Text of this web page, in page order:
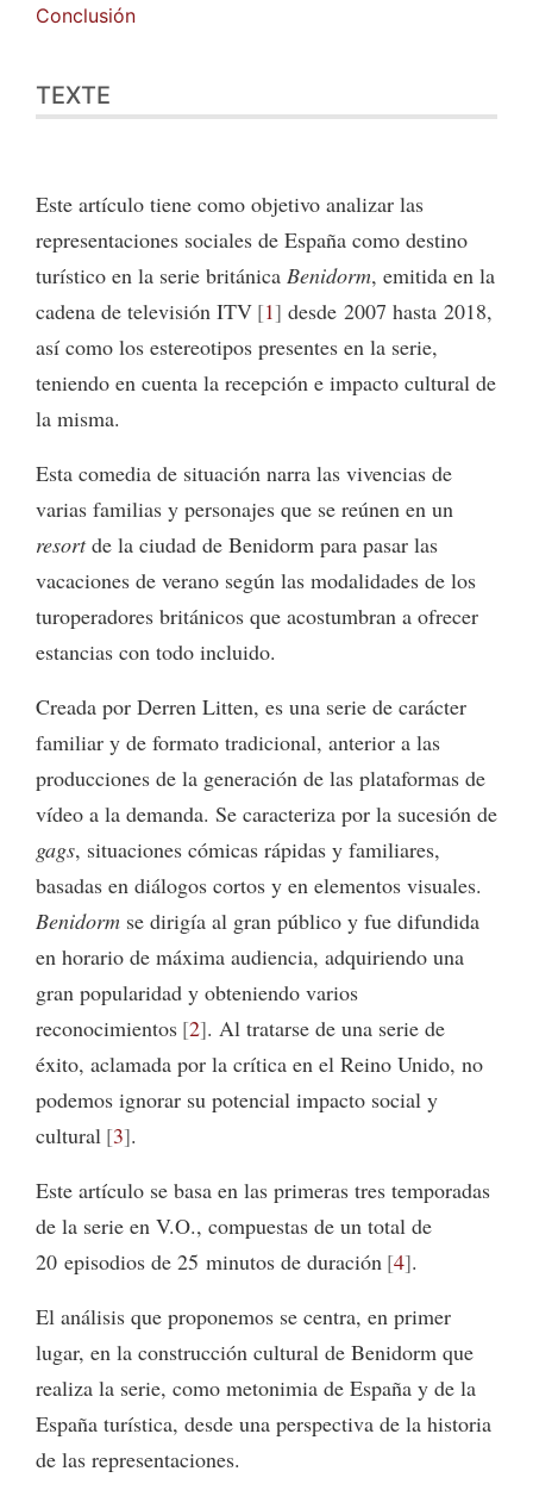
Conclusión
TEXTE
Este artículo tiene como objetivo analizar las
representaciones sociales de España como destino
turístico en la serie británica Benidorm, emitida en la
cadena de televisión ITV 1 desde 2007 hasta 2018,
así como los estereotipos presentes en la serie,
teniendo en cuenta la recepción e impacto cultural de
la misma.
Esta comedia de situación narra las vivencias de
varias familias y personajes que se reúnen en un
resortde la ciudad de Benidorm para pasar las
vacaciones de verano según las modalidades de los
turoperadores británicos que acostumbran a ofrecer
estancias con todo incluido.
Creada por Derren Litten, es una serie de carácter
familiar y de formato tradicional, anterior a las
producciones de la generación de las plataformas de
vídeo a la demanda. Se caracteriza por la sucesión de
gags, situaciones cómicas rápidas y familiares,
basadas en diálogos cortos y en elementos visuales.
Benidorm se dirigía al gran público y fue difundida
en horario de máxima audiencia, adquiriendo una
gran popularidad y obteniendo varios
reconocimientos 2 . Al tratarse de una serie de
éxito, aclamada por la crítica en el Reino Unido, no
podemos ignorar su potencial impacto social y
cultural 3 .
Este artículo se basa en las primeras tres temporadas
de la serie en V.O., compuestas de un total de
20 episodios de 25 minutos de duración 4 .
El análisis que proponemos se centra, en primer
lugar, en la construcción cultural de Benidorm que
realiza la serie, como metonimia de España y de la
España turística, desde una perspectiva de la historia
de las representaciones.